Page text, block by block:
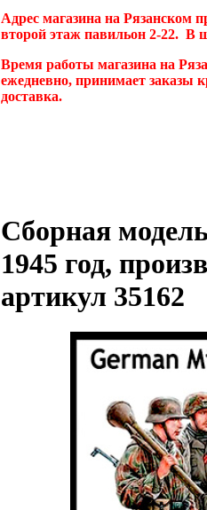
Адрес магазина на Рязанском
второй этаж павильон 2-22. В
Время работы магазина на
ежедневно, принимает заказы
доставка.
Сборная
1945 год,
артикул 35162